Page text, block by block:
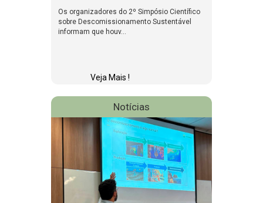
Os organizadores do 2º Simpósio Científico
sobre Descomissionamento Sustentável
informam que houv...
Veja Mais !
Notícias